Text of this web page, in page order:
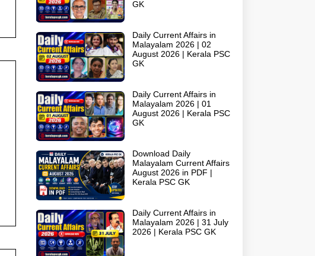
GK
Daily Current Affairs in
Malayalam 2026 | 02
August 2026 | Kerala PSC
GK
Daily Current Affairs in
Malayalam 2026 | 01
August 2026 | Kerala PSC
GK
Download Daily
Malayalam Current Affairs
August 2026 in PDF |
Kerala PSC GK
Daily Current Affairs in
Malayalam 2026 | 31 July
2026 | Kerala PSC GK